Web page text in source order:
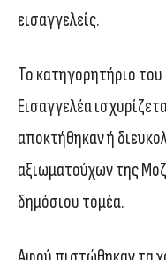
εισαγγελείς.
Το κατηγορητήριο
Εισαγγελέα
αποκτήθηκαν ή
αξιωματούχων της
δημόσιου τομέα.